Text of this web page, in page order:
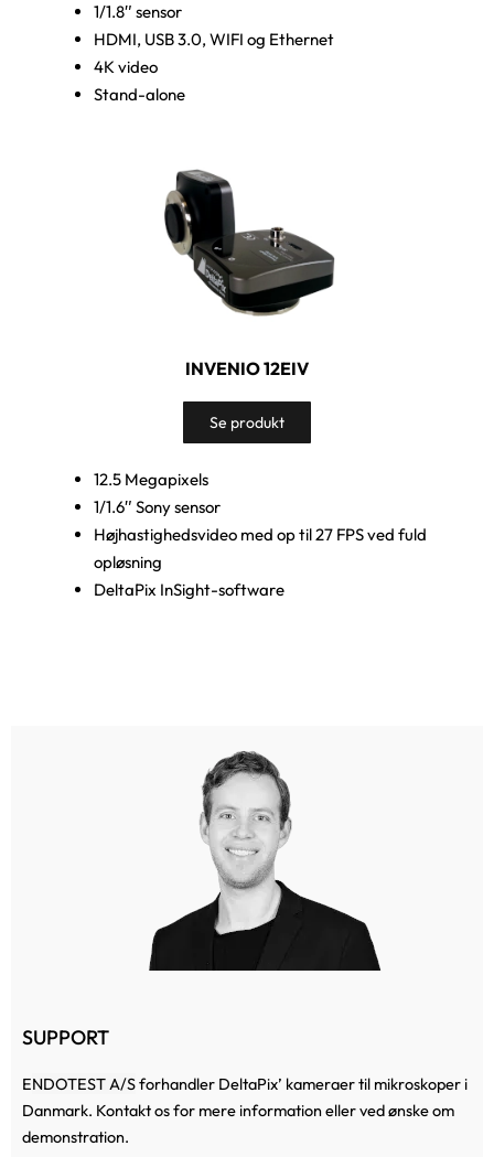
1/1.8″ sensor
HDMI, USB 3.0, WIFI og Ethernet
4K video
Stand-alone
INVENIO 12EIV
Se produkt
12.5 Megapixels
1/1.6″ Sony sensor
Højhastighedsvideo med op til 27 FPS ved fuld
opløsning
DeltaPix InSight-software
SUPPORT
ENDOTEST A/Sforhandler DeltaPix’ kameraer til mikroskoper i
Danmark. Kontakt os for mere information eller ved ønske om
demonstration.